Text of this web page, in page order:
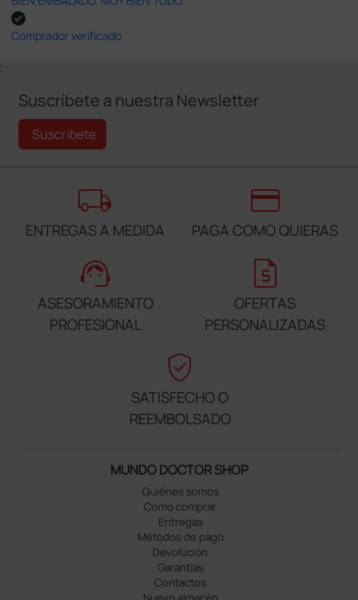
Comprador verificado
;
Suscríbete a nuestra Newsletter
Suscríbete
local_shipping
ENTREGAS A MEDIDA
credit_card
PAGA COMO QUIERAS
support_agent
ASESORAMIENTO
PROFESIONAL
request_quote
OFERTAS
PERSONALIZADAS
verified_user
SATISFECHO O
REEMBOLSADO
MUNDO DOCTOR SHOP
Quiénes somos
Cómo comprar
Entregas
Métodos de pago
Devolución
Garantías
Contactos